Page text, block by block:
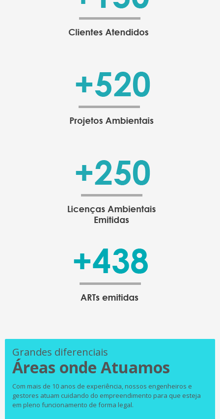
Grandes diferenciais
Áreas onde Atuamos
Com mais de 10 anos de experiência, nossos engenheiros e
gestores atuam cuidando do empreendimento para que esteja
em pleno funcionamento de forma legal.